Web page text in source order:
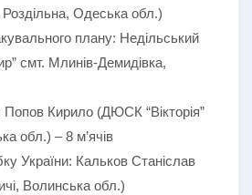
Одеська обл.)
плану: Недільський
смт. Млинів-Демидівка,
Кирило (ДЮСК “Вікторія”
обл.) – 8 м’ячів
України: Кальков Станіслав
Волинська обл.)